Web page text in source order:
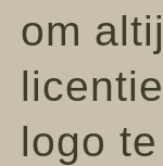
om
logo